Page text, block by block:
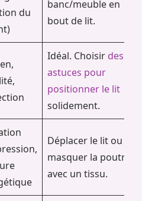
du
banc/meuble en
bout de lit.
Idéal. Choisir des
astuces pour
positionner le lit
solidement.
Déplacer le lit ou
masquer la poutre
avec un tissu.